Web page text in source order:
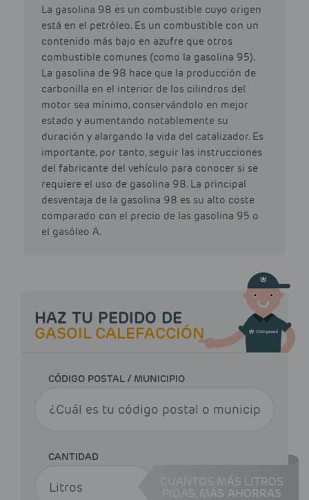
La gasolina 98 es un combustible cuyo origen
está en el petróleo. Es un combustible con un
contenido más bajo en azufre que otros
combustible comunes (como la gasolina 95).
La gasolina de 98 hace que la producción de
carbonilla en el interior de los cilindros del
motor sea mínimo, conservándolo en mejor
estado y aumentando notablemente su
duración y alargando la vida del catalizador. Es
importante, por tanto, seguir las instrucciones
del fabricante del vehículo para conocer si se
requiere el uso de gasolina 98. La principal
desventaja de la gasolina 98 es su alto coste
comparado con el precio de las gasolina 95 o
el gasóleo A.
HAZ TU PEDIDO DE
GASOIL CALEFACCIÓN
CÓDIGO POSTAL / MUNICIPIO
CANTIDAD
CUANTOS MÁS LITROS
MÁS AHORRAS